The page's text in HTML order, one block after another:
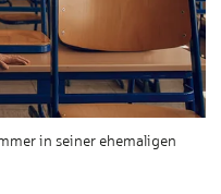
in seiner ehemaligen